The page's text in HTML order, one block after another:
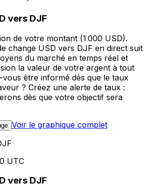
vers DJF
de votre montant (1 000 USD).
change USD vers DJF en direct suit
du marché en temps réel et
la valeur de votre argent à tout
être informé dès que le taux
? Créez une alerte de taux :
dès que votre objectif sera
Voir le graphique complet
UTC
vers DJF